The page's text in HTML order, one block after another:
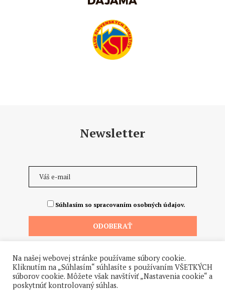
Newsletter
Súhlasím so spracovaním osobných údajov.
Na našej webovej stránke používame súbory cookie.
Kliknutím na „Súhlasím“ súhlasíte s používaním VŠETKÝCH
súborov cookie. Môžete však navštíviť „Nastavenia cookie“ a
poskytnúť kontrolovaný súhlas.